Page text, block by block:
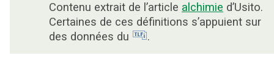
Contenu extrait de l’article alchimie d’Usito.
Certaines de ces définitions s’appuient sur
des données du
.